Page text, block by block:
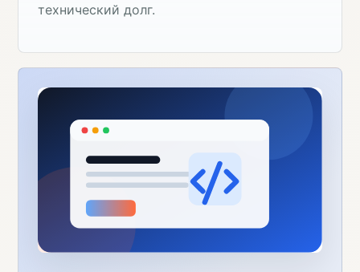
технический долг.